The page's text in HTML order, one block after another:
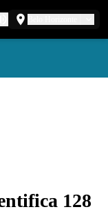
128